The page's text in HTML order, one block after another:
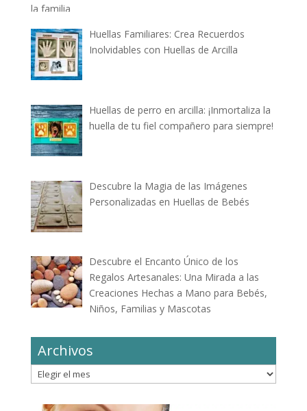
Huellas Familiares: Crea Recuerdos
Inolvidables con Huellas de Arcilla
Huellas de perro en arcilla: ¡Inmortaliza la
huella de tu fiel compañero para siempre!
Descubre la Magia de las Imágenes
Personalizadas en Huellas de Bebés
Descubre el Encanto Único de los
Regalos Artesanales: Una Mirada a las
Creaciones Hechas a Mano para Bebés,
Niños, Familias y Mascotas
Archivos
Archivos